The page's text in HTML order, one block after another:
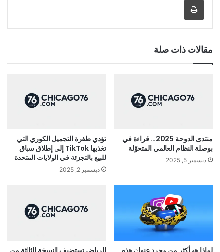
مقالات ذات صلة
منتدى الدوحة 2025… قراءة في
بوصلة النظام العالمي المتحوّلة
ديسمبر 5, 2025
تؤدي طفرة التجميل الكوري التي
تغذيها TikTok إلى إطلاق سباق
للبيع بالتجزئة في الولايات المتحدة
ديسمبر 2, 2025
لماذا هو أكثر من مجرد عنوان هذه
الرياض تستضيف النسخة الثالثة من